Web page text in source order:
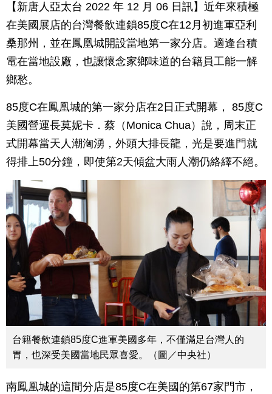
【新唐人亞太台 2022 年 12 月 06 日訊】近年來積極
在美國展店的台灣餐飲連鎖85度C在12月初進軍亞利
桑那州，並在鳳凰城開設當地第一家分店。適逢台積
電在當地設廠，也讓懷念家鄉味道的台籍員工能一解
鄉愁。
85度C在鳳凰城的第一家分店在2日正式開幕， 85度C
美國營運長莫妮卡．蔡（Monica Chua）說，周末正
式開幕當天人潮洶湧，外頭大排長龍，光是要進門就
得排上50分鐘，即使第2天傾盆大雨人潮仍絡繹不絕。
台籍餐飲連鎖85度C進軍美國多年，不僅滿足台灣人的
胃，也深受美國當地民眾喜愛。（圖／中央社）
南鳳凰城的這間分店是85度C在美國的第67家門市，